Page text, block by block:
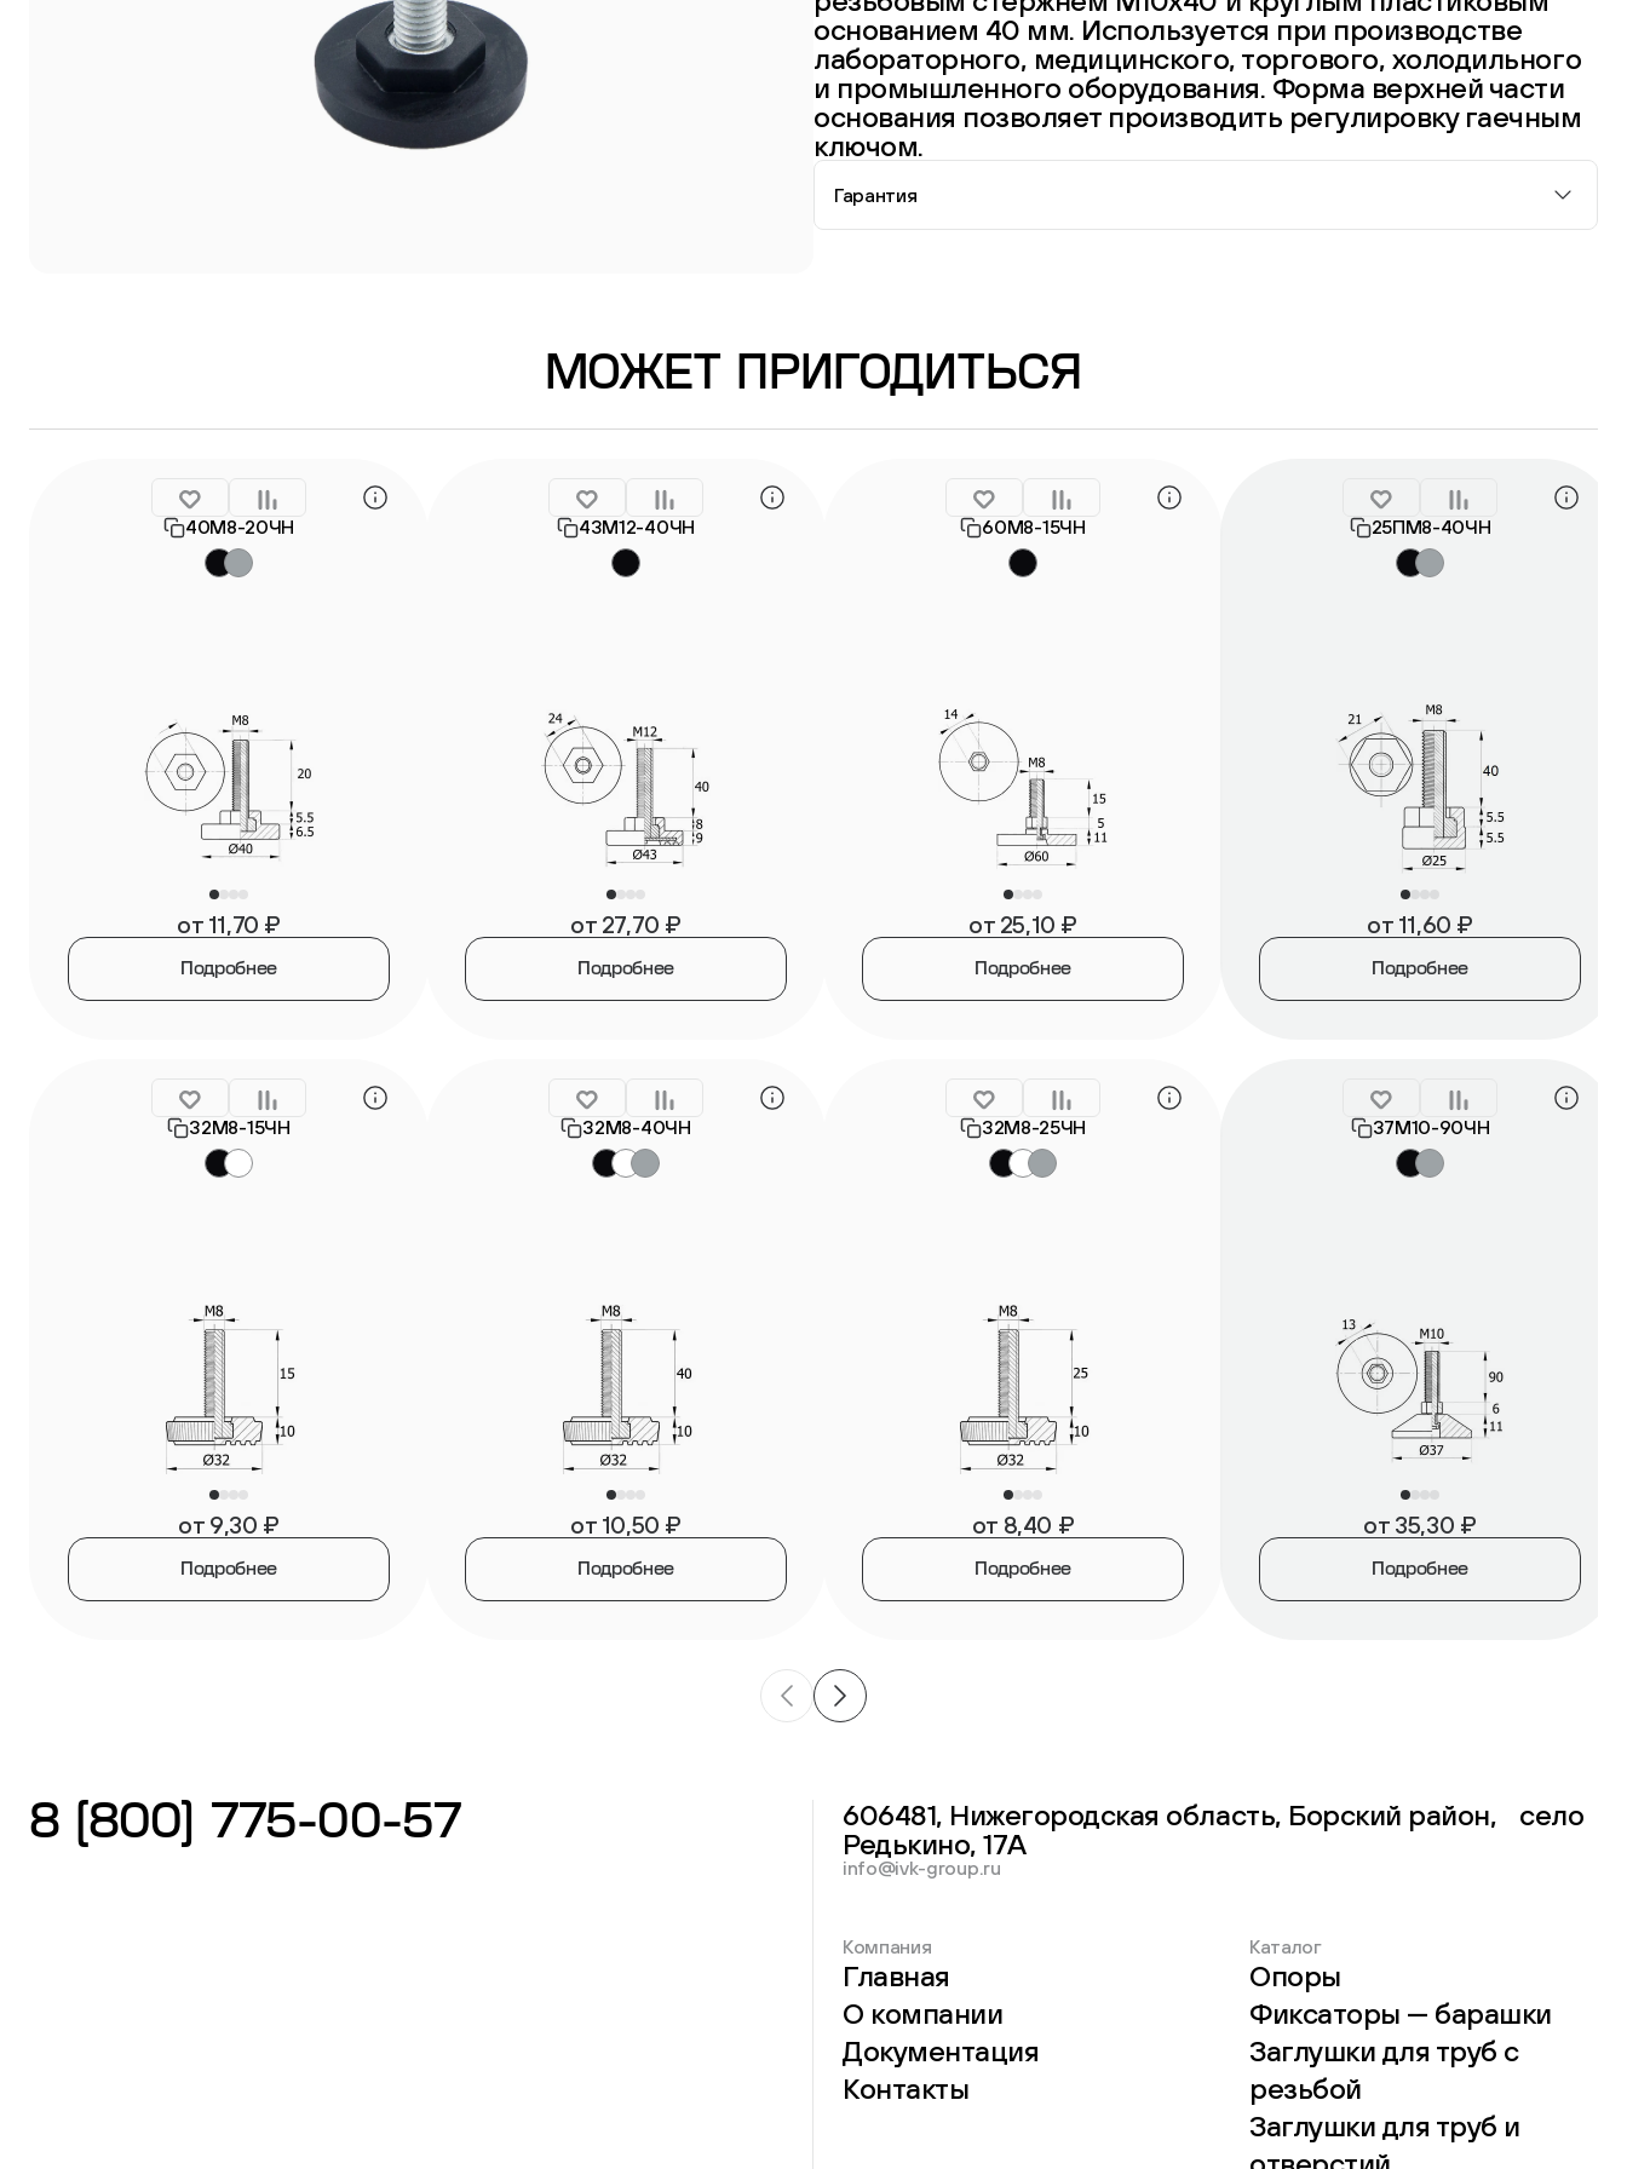
основанием 40 мм. Используется при производстве
лабораторного, медицинского, торгового, холодильного
и промышленного оборудования. Форма верхней части
основания позволяет производить регулировку гаечным
ключом.
Гарантия
МОЖЕТ ПРИГОДИТЬСЯ
40М8-20ЧН
от 11,70 ₽
Подробнее
43М12-40ЧН
от 27,70 ₽
Подробнее
60М8-15ЧН
от 25,10 ₽
Подробнее
25ПМ8-40ЧН
от 11,60 ₽
Подробнее
32М8-15ЧН
от 9,30 ₽
Подробнее
32М8-40ЧН
от 10,50 ₽
Подробнее
32М8-25ЧН
от 8,40 ₽
Подробнее
37М10-90ЧН
от 35,30 ₽
Подробнее
8 (800) 775-00-57
606481, Нижегородская область, Борский район, село
Редькино, 17А
info@ivk-group.ru
Компания
Главная
О компании
Документация
Контакты
Каталог
Опоры
Фиксаторы — барашки
Заглушки для труб с
резьбой
Заглушки для труб и